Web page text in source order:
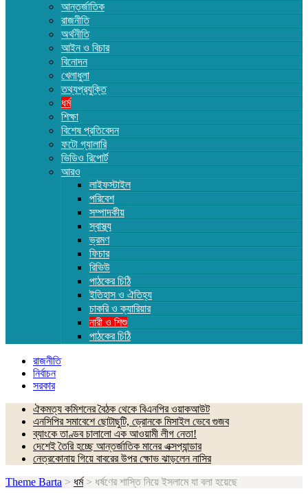
আন্তর্জাতিক
রাজনীতি
অর্থনীতি
আইন ও বিচার
বিনোদন
খেলাধুলা
তথ্যপ্রযুক্তি
ধর্ম
শিক্ষা
বিশেষ প্রতিবেদন
ফটো গ্যালারি
ভিডিও রিপোর্ট
আরও
লাইফস্টাইল
পরিবেশ
সম্পাদকীয়
স্বাস্থ্য
ভ্রমণ
ফিচার
রিভিউ
পাঠকের চিঠি
ইতিহাস ও ঐতিহ্য
চাকরি ও ক্যারিয়ার
নারী ও শিশু
পাঠকের চিঠি
রাজনীতি
নির্বাচন
সরকার
ঐকমত্য কমিশনের বৈঠক থেকে বিএনপির ওয়াকআউট
এনসিপির সমাবেশে ছোটাছুটি, ড্রোনকে মিসাইল ভেবে গুজব
ব্যাংকে তাণ্ডব চালালো এক আওয়ামী লীগ নেতা!
দেশেই তৈরি হচ্ছে আন্তর্জাতিক মানের এক্সপ্যান্ডার
নেত্রকোনায় গিয়ে বাবরের উপর ক্ষোভ ঝাড়লেন নাসির
Theme Barta > ধর্ম> ধর্ষণের শাস্তি নিয়ে ইসলামে যা বলা হয়েছে